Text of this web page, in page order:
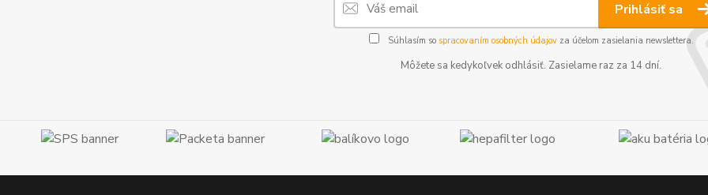
Prihlásiť sa
Súhlasím so spracovaním osobných údajovza účelom zasielania newslettera.
Môžete sa kedykoľvek odhlásiť. Zasielame raz za 14 dní.